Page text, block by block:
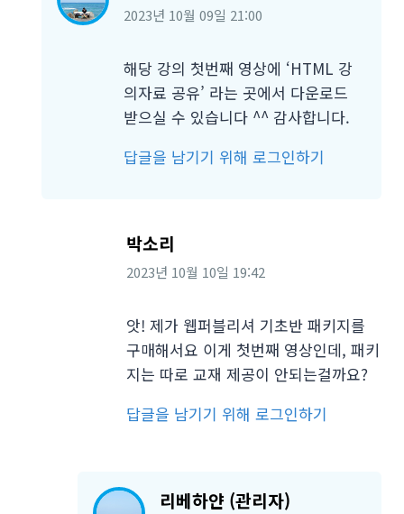
2023년 10월 09일 21:00
해당 강의 첫번째 영상에 ‘HTML 강
의자료 공유’ 라는 곳에서 다운로드
받으실 수 있습니다 ^^ 감사합니다.
답글을 남기기 위해 로그인하기
박소리
2023년 10월 10일 19:42
앗! 제가 웹퍼블리셔 기초반 패키지를
구매해서요 이게 첫번째 영상인데, 패키
지는 따로 교재 제공이 안되는걸까요?
답글을 남기기 위해 로그인하기
리베하얀 (관리자)